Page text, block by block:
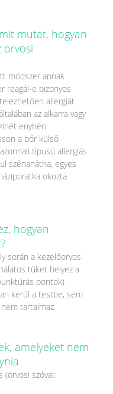
mutat, hogyan
orvosi
módszer annak
reagál-e bizonyos
allergiát
az alkarra vagy
enyhén
a bőr külső
típusú allergiás
szénanátha, egyes
okozta
hogyan
során a kezelőorvos
tűket helyez a
pontok)
kerül a testbe, sem
tartalmaz.
amelyeket nem
(orvosi szóval: